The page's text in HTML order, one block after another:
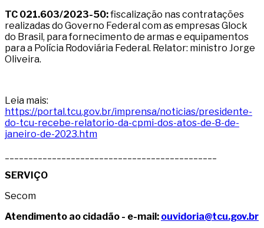
TC 021.603/2023-50:fiscalização nas contratações
realizadas do Governo Federal com as empresas Glock
do Brasil, para fornecimento de armas e equipamentos
para a Polícia Rodoviária Federal. Relator: ministro Jorge
Oliveira.
Leia mais:
https://portal.tcu.gov.br/imprensa/noticias/presidente-
do-tcu-recebe-relatorio-da-cpmi-dos-atos-de-8-de-
janeiro-de-2023.htm
SERVIÇO
Secom
Atendimento ao cidadão - e-mail: ouvidoria@tcu.gov.br